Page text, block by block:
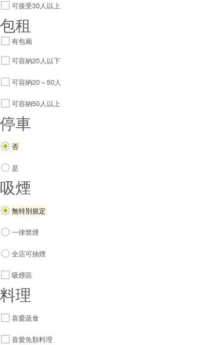
可接受30人以上
包租
有包廂
可容納20人以下
可容納20～50人
可容納50人以上
停車
否
是
吸煙
無特別規定
一律禁煙
全店可抽煙
吸煙區
料理
喜愛蔬食
喜愛魚類料理